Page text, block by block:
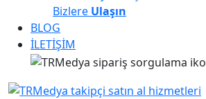
Bizlere Ulaşın
BLOG
İLETİŞİM